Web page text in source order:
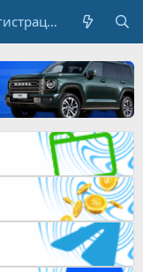
Регистрация